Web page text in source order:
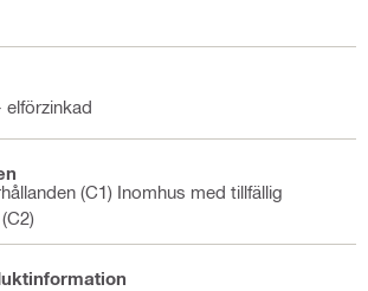
elförzinkad
(C1) Inomhus med tillfällig